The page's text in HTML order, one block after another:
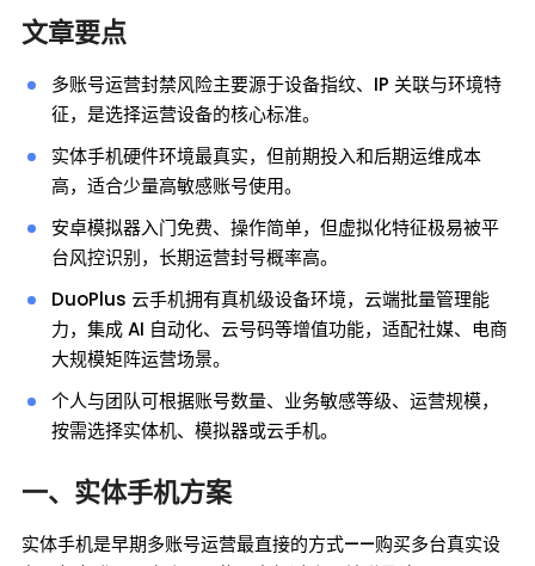
文章要点
多账号运营封禁风险主要源于设备指纹、IP 关联与环境特
征，是选择运营设备的核心标准。
实体手机硬件环境最真实，但前期投入和后期运维成本
高，适合少量高敏感账号使用。
安卓模拟器入门免费、操作简单，但虚拟化特征极易被平
台风控识别，长期运营封号概率高。
DuoPlus 云手机拥有真机级设备环境，云端批量管理能
力，集成 AI 自动化、云号码等增值功能，适配社媒、电商
大规模矩阵运营场景。
个人与团队可根据账号数量、业务敏感等级、运营规模，
按需选择实体机、模拟器或云手机。
一、实体手机方案
实体手机是早期多账号运营最直接的方式——购买多台真实设